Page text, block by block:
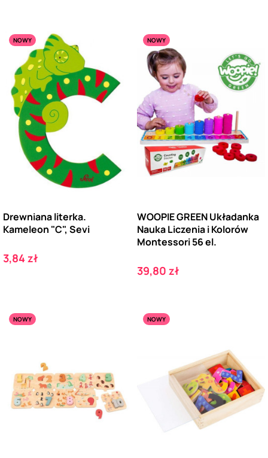
NOWY
Drewniana literka.
Kameleon "C", Sevi
Cena
3,84 zł
NOWY
WOOPIE GREEN Układanka
Nauka Liczenia i Kolorów
Montessori 56 el.
Cena
39,80 zł
NOWY NOWY